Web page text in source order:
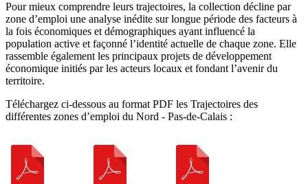
Pour mieux comprendre leurs trajectoires, la collection décline par
zone d’emploi une analyse inédite sur longue période des facteurs à
la fois économiques et démographiques ayant influencé la
population active et façonné l’identité actuelle de chaque zone. Elle
rassemble également les principaux projets de développement
économique initiés par les acteurs locaux et fondant l’avenir du
territoire.
Téléchargez ci-dessous au format PDF les Trajectoires des
différentes zones d’emploi du Nord - Pas-de-Calais :